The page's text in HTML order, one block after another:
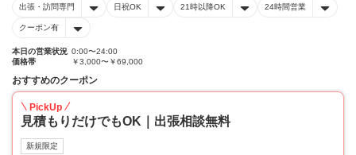
出張・訪問専門 日祝OK 21時以降OK 24時間営業
クーポン有
本日の営業状況 0:00〜24:00
価格帯
￥3,000〜￥69,000
おすすめのクーポン
PickUp
見積もりだけでもOK｜出張相談無料
新規限定